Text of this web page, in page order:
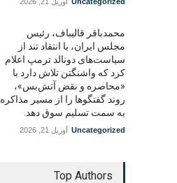
محمدباقر قالیباف، رئیس
مجلس ایران، با انتقاد تند از
سیاست‌های دونالد ترمپ اعلام
کرد که واشنگتن تلاش دارد با
«محاصره و نقض آتش‌بس»،
روند گفتگوها را از مسیر مذاکره
به سمت تسلیم سوق دهد.
Uncategorized آوریل 21, 2026
Top Authors